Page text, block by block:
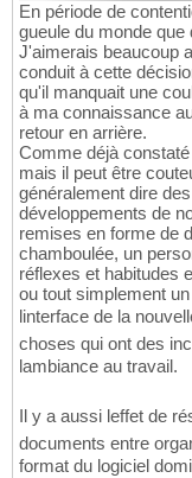
En période de
gueule du monde
J'aimerais beaucoup
conduit à cette
qu'il manquait une
à ma connaissance
retour en arrière.
Comme déjà
mais il peut être
généralement dire
développements de
remises en forme de
chamboulée, un
réflexes et habitudes
ou tout simplement
linterface de la
choses qui ont des
lambiance au travail.
Il y a aussi leffet de
documents entre
format du logiciel